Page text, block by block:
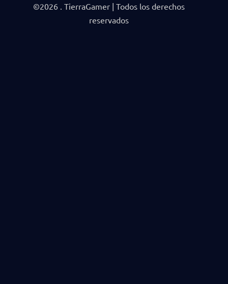
©2026 . TierraGamer | Todos los derechos
reservados